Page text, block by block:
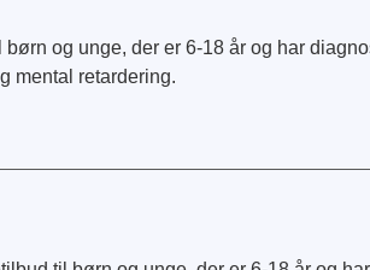
og unge, der er 6-18 år og har
mental retardering.